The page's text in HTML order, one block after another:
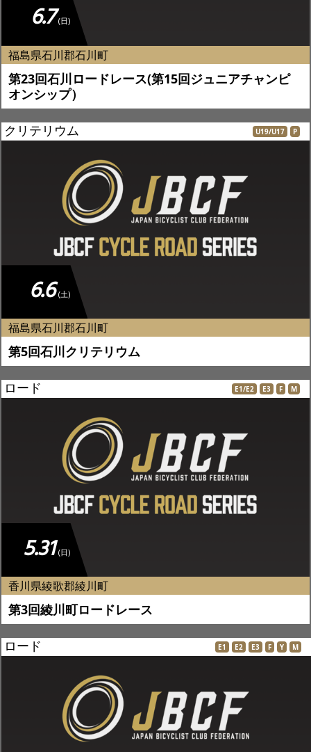
6.7 (日)
福島県石川郡石川町
第23回石川ロードレース(第15回ジュニアチャンピ
オンシップ）
クリテリウム U19/U17 P
6.6 (土)
福島県石川郡石川町
第5回石川クリテリウム
ロード E1/E2 E3 F M
5.31 (日)
香川県綾歌郡綾川町
第3回綾川町ロードレース
ロード E1 E2 E3 F Y M